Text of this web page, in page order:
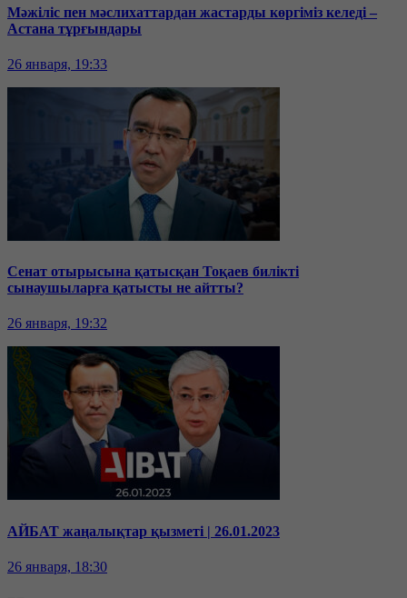
Мәжіліс пен мәслихаттардан жастарды көргіміз келеді –
Астана тұрғындары
26 января, 19:33
Сенат отырысына қатысқан Тоқаев билікті
сынаушыларға қатысты не айтты?
26 января, 19:32
АЙБАТ жаңалықтар қызметі | 26.01.2023
26 января, 18:30